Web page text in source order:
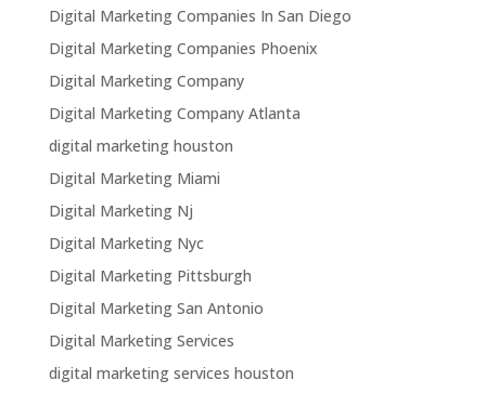
Digital Marketing Companies In San Diego
Digital Marketing Companies Phoenix
Digital Marketing Company
Digital Marketing Company Atlanta
digital marketing houston
Digital Marketing Miami
Digital Marketing Nj
Digital Marketing Nyc
Digital Marketing Pittsburgh
Digital Marketing San Antonio
Digital Marketing Services
digital marketing services houston